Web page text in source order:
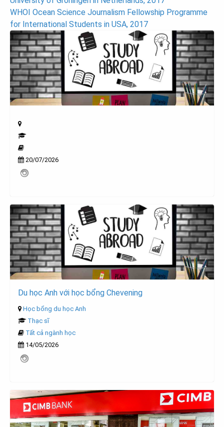
navigation
WHOI Ocean Science Journalism Fellowship Programme
for International Students in USA, 2017
20/07/2026
Du học Anh với học bổng Chevening
Học bổng du học Anh
Thạc sĩ
Tất cả ngành học
14/05/2026